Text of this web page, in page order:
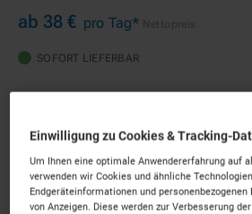
ab 38 € pro Tag*
SOFORT LIEFERBAR
Ab dem *
Einwilligung zu Cookies & Tracking-
Um Ihnen eine optimale Anwendererfahrung auf
verwenden wir Cookies und ähnliche
Endgeräteinformationen und
von Anzeigen. Diese werden zur Verbesserung